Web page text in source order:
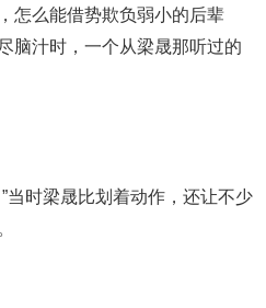
怎么能借势欺负弱小的后辈
脑汁时，一个从梁晟那听过的
当时梁晟比划着动作，还让不少